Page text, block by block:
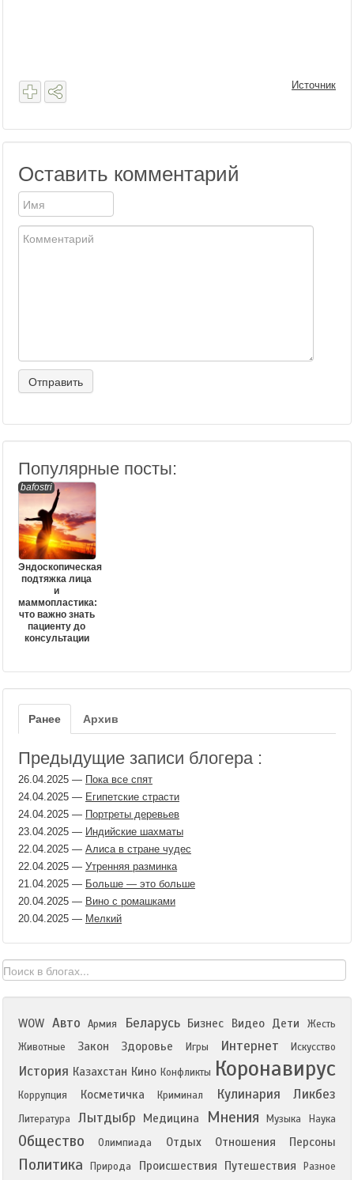
Источник
Оставить комментарий
Популярные посты:
bafostri
Эндоскопическая
подтяжка лица
и
маммопластика:
что важно знать
пациенту до
консультации
Ранее Архив
Предыдущие записи блогера :
26.04.2025 — Пока все спят
24.04.2025 — Египетские страсти
24.04.2025 — Портреты деревьев
23.04.2025 — Индийские шахматы
22.04.2025 — Алиса в стране чудес
22.04.2025 — Утренняя разминка
21.04.2025 — Больше — это больше
20.04.2025 — Вино с ромашками
20.04.2025 — Мелкий
WOW Авто Армия Беларусь Бизнес Видео Дети
Жесть
Животные
Закон Здоровье Игры Интернет Искусство
История Казахстан Кино Конфликты Коронавирус
Коррупция Косметичка Криминал Кулинария Ликбез
Литература Лытдыбр Медицина Мнения Музыка Наука
Общество Олимпиада Отдых Отношения Персоны
Политика Природа Происшествия Путешествия Разное